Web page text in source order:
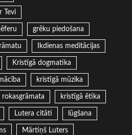
Tevi
grēku piedošana
Ikdienas meditācijas
Kristīgā dogmatika
kristīgā mūzika
kristīgā ētika
Lutera citāti lūgšana
Mārtiņš Luters